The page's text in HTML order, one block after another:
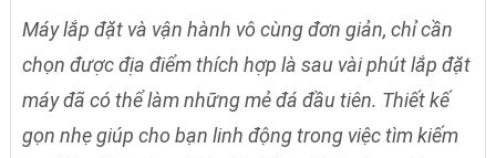
Máy lắp đặt và vận hành vô cùng đơn giản, chỉ cần
chọn được địa điểm thích hợp là sau vài phút lắp đặt
máy đã có thể làm những mẻ đá đầu tiên. Thiết kế
gọn nhẹ giúp cho bạn linh động trong việc tìm kiếm